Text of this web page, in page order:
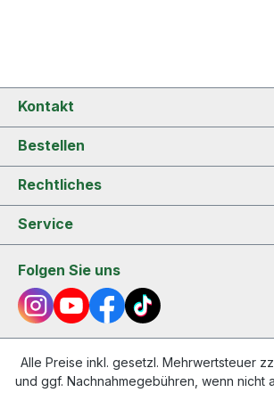
Kontakt
Bestellen
Rechtliches
Service
Folgen Sie uns
Alle Preise inkl. gesetzl. Mehrwertsteuer
und ggf. Nachnahmegebühren, wenn nicht